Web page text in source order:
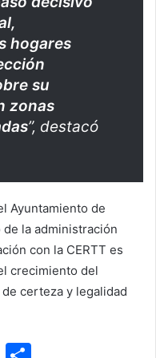
hogares
su
zonas
”, destacó
Ayuntamiento de
la administración
con la CERTT es
crecimiento del
certeza y legalidad